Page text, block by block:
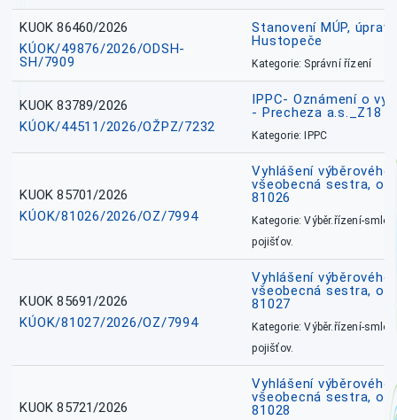
KUOK 86460/2026
KÚOK/49876/2026/ODSH-
SH/7909
Stanovení MÚP,
Hustopeče
Kategorie: Správní řízení
KUOK 83789/2026
KÚOK/44511/2026/OŽPZ/7232
IPPC- Oznámení o
- Precheza a.s._Z18
Kategorie: IPPC
KUOK 85701/2026
KÚOK/81026/2026/OZ/7994
Vyhlášení
všeobecná sestra,
81026
Kategorie: Výběr.řízení-
pojišťov.
KUOK 85691/2026
KÚOK/81027/2026/OZ/7994
Vyhlášení
všeobecná sestra,
81027
Kategorie: Výběr.řízení-
pojišťov.
KUOK 85721/2026
Vyhlášení
všeobecná sestra,
81028